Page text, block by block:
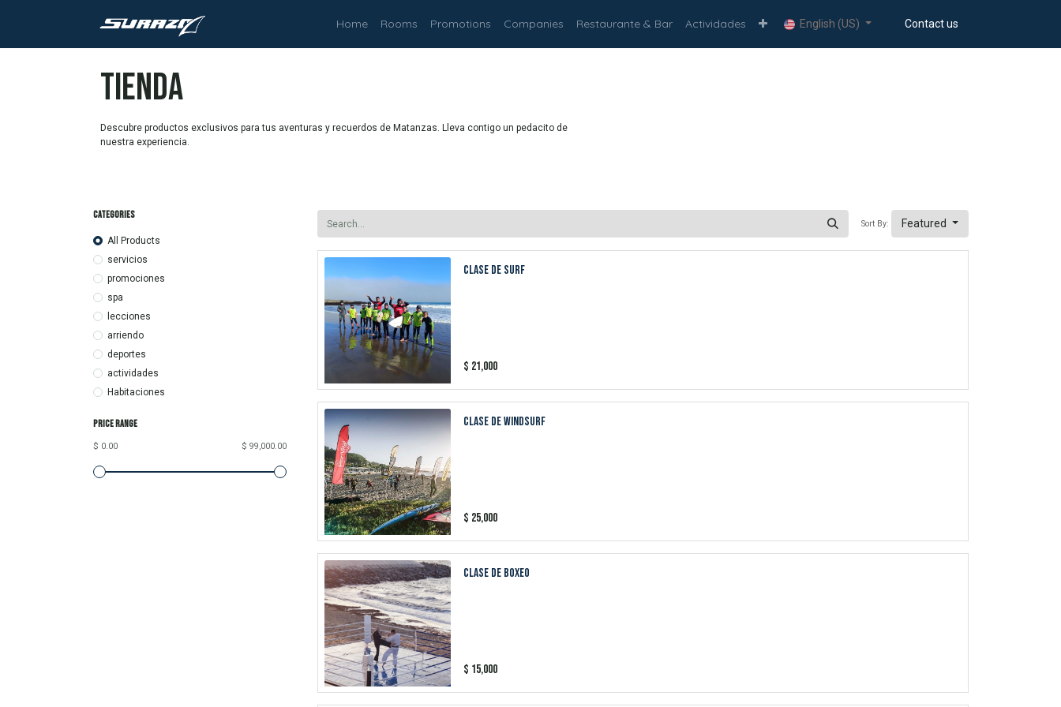
Home Rooms Promotions Companies Restaurante & Bar Actividades English (US) Contact us
tienda
Descubre productos exclusivos para tus aventuras y recuerdos de Matanzas. Lleva contigo un pedacito de
nuestra experiencia.
Categories
All Products
servicios
promociones
spa
lecciones
arriendo
deportes
actividades
Habitaciones
Price Range
$ 0.00 $ 99,000.00
Sort By: Featured
Clase de Surf
$ 21,000
Clase de Windsurf
$ 25,000
CLASE DE BOXEO
$ 15,000